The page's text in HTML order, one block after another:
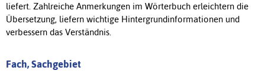
liefert. Zahlreiche Anmerkungen im Wörterbuch erleichtern die
Übersetzung, liefern wichtige Hintergrundinformationen und
verbessern das Verständnis.
Fach, Sachgebiet